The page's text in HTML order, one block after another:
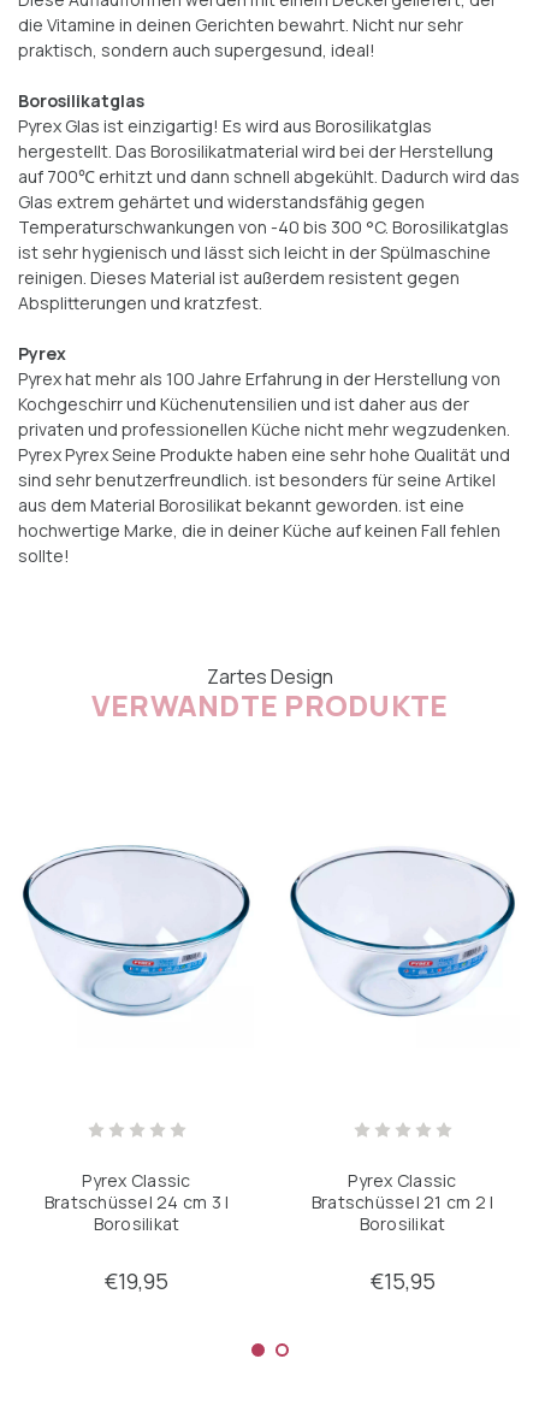
die Vitamine in deinen Gerichten bewahrt. Nicht nur sehr
praktisch, sondern auch supergesund, ideal!
Borosilikatglas
Pyrex Glas ist einzigartig! Es wird aus Borosilikatglas
hergestellt. Das Borosilikatmaterial wird bei der Herstellung
auf 700℃ erhitzt und dann schnell abgekühlt. Dadurch wird das
Glas extrem gehärtet und widerstandsfähig gegen
Temperaturschwankungen von -40 bis 300 °C. Borosilikatglas
ist sehr hygienisch und lässt sich leicht in der Spülmaschine
reinigen. Dieses Material ist außerdem resistent gegen
Absplitterungen und kratzfest.
Pyrex
Pyrex hat mehr als 100 Jahre Erfahrung in der Herstellung von
Kochgeschirr und Küchenutensilien und ist daher aus der
privaten und professionellen Küche nicht mehr wegzudenken.
Pyrex Pyrex Seine Produkte haben eine sehr hohe Qualität und
sind sehr benutzerfreundlich. ist besonders für seine Artikel
aus dem Material Borosilikat bekannt geworden. ist eine
hochwertige Marke, die in deiner Küche auf keinen Fall fehlen
sollte!
Zartes Design
VERWANDTE PRODUKTE
Pyrex Classic
Bratschüssel 24 cm 3 l
Borosilikat
€19,95
Pyrex Classic
Bratschüssel 21 cm 2 l
Borosilikat
€15,95